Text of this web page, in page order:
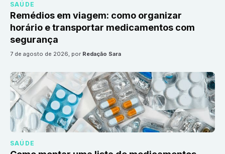
SAÚDE
Remédios em viagem: como organizar
horário e transportar medicamentos com
segurança
7 de agosto de 2026, por Redação Sara
SAÚDE